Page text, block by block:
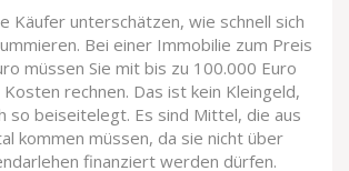
Käufer unterschätzen, wie schnell sich
Bei einer Immobilie zum Preis
müssen Sie mit bis zu 100.000 Euro
rechnen. Das ist kein Kleingeld,
so beiseitelegt. Es sind Mittel, die aus
kommen müssen, da sie nicht über
finanziert werden dürfen.